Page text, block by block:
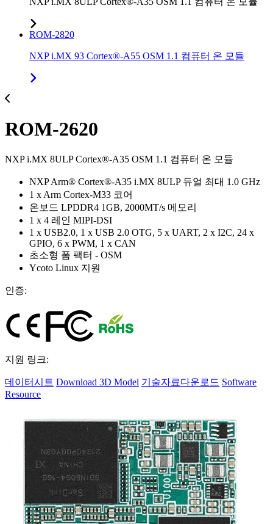
ROM-2820
NXP i.MX 93 Cortex®-A55 OSM 1.1 컴퓨터 온 모듈
ROM-2620
NXP i.MX 8ULP Cortex®-A35 OSM 1.1 컴퓨터 온 모듈
NXP Arm® Cortex®-A35 i.MX 8ULP 듀얼 최대 1.0 GHz
1 x Arm Cortex-M33 코어
온보드 LPDDR4 1GB, 2000MT/s 메모리
1 x 4 레인 MIPI-DSI
1 x USB2.0, 1 x USB 2.0 OTG, 5 x UART, 2 x I2C, 24 x
GPIO, 6 x PWM, 1 x CAN
초소형 폼 팩터 - OSM
Ycoto Linux 지원
인증:
지원 링크:
데이터시트 Download 3D Model 기술자료다운로드 Software
Resource